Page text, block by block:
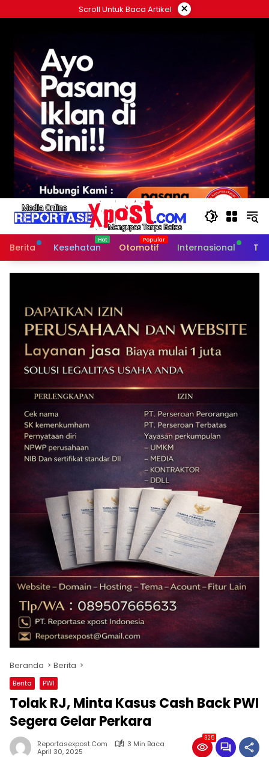
ke
Scroll Untuk Baca Artikel ×
Berita Kesehatan Otomotif Internasional
Beranda Berita
Berita PWI
Tolak RJ, Minta Kasus Cash Back PWI
Segera Gelar Perkara
Reportasexpost.com
3 Min Baca
April 30, 2025
325